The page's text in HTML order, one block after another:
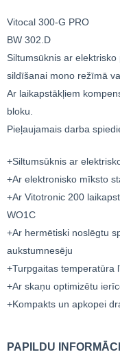
Vitocal 300-G PRO
BW 302.D
Siltumsūknis ar
sildīšanai mono režīmā
Ar laikapstākļiem
bloku.
Pieļaujamais darba
+Siltumsūknis ar
+Ar elektronisko mīksto
+Ar Vitotronic 200
WO1C
+Ar hermētiski noslēgtu
aukstumnesēju
+Turpgaitas temperatūra
+Ar skaņu optimizētu
+Kompakts un apkopei
PAPILDU